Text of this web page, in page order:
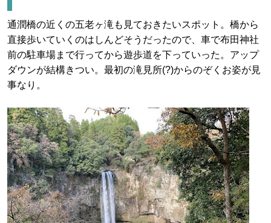
通潤橋の近くの五老ヶ滝も見ておきたいスポット。橋から
直接歩いていくのはしんどそうだったので、車で布田神社
前の駐車場まで行ってから遊歩道を下っていった。アップ
ダウンが結構きつい。最初の滝見所(?)からのぞくお姿が見
事なり。